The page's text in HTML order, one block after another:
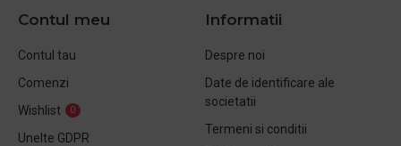
Contul meu
Contul tau
Comenzi
Wishlist
0
Unelte GDPR
Informatii
Despre noi
Date de identificare ale
societatii
Termeni si conditii